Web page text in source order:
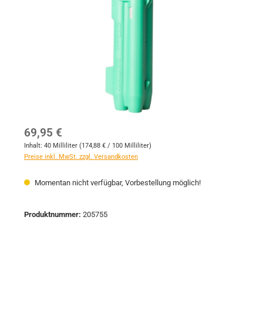
Regulärer Preis:
69,95 €
Inhalt: 40 Milliliter (174,88 € / 100 Milliliter)
Preise inkl. MwSt. zzgl. Versandkosten
Momentan nicht verfügbar, Vorbestellung möglich!
Produktnummer: 205755